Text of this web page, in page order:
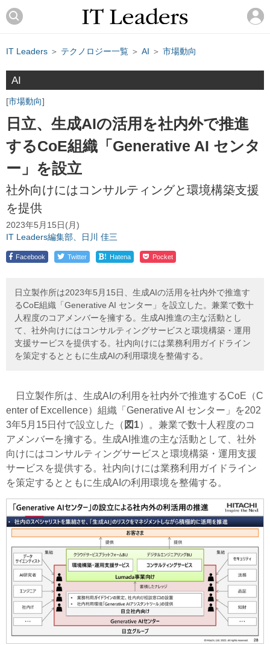
IT Leaders ＞ テクノロジー一覧 ＞ AI ＞ 市場動向
AI
市場動向
日立、生成AIの活用を社内外で推進
するCoE組織「Generative AI センタ
ー」を設立
社外向けにはコンサルティングと環境構築支援
を提供
2023年5月15日(月)
IT Leaders編集部、日川 佳三
Facebook Twitter ! Hatena Pocket
日立製作所は2023年5月15日、生成AIの活用を社内外で推進す
るCoE組織「Generative AI センター」を設立した。兼業で数十
人程度のコアメンバーを擁する。生成AI推進の主な活動とし
て、社外向けにはコンサルティングサービスと環境構築・運用
支援サービスを提供する。社内向けには業務利用ガイドライン
を策定するとともに生成AIの利用環境を整備する。
日立製作所は、生成AIの利用を社内外で推進するCoE （C
enter of Excellence） 組織「Generative AI センター」を202
3年5月15日付で設立した（ 図1）。兼業で数十人程度のコ
アメンバーを擁する。生成AI推進の主な活動として、社外
向けにはコンサルティングサービスと環境構築・運用支援
サービスを提供する。社内向けには業務利用ガイドライン
を策定するとともに生成AIの利用環境を整備する。